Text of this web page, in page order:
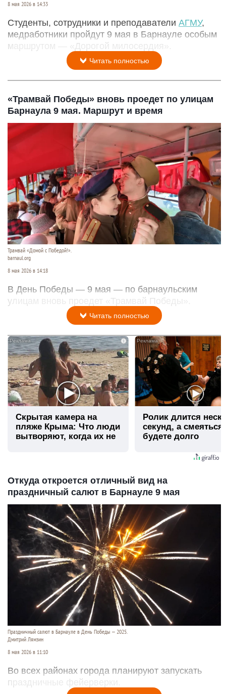
8 мая 2026 в 14:33
Студенты, сотрудники и преподаватели АГМУ,
медработники пройдут 9 мая в Барнауле особым
маршрутом — «Дорогой милосердия».
Читать полностью
«Трамвай Победы» вновь проедет по улицам
Барнаула 9 мая. Маршрут и время
Трамвай «Домой с Победой!».
barnaul.org
8 мая 2026 в 14:18
В День Победы — 9 мая — по барнаульским
улицам вновь проедет «Трамвай Победы».
Читать полностью
i
Скрытая камера на
пляже Крыма: Что люди
вытворяют, когда их не
Ролик длится
секунд, а
будете долго
Откуда откроется отличный вид на
праздничный салют в Барнауле 9 мая
Праздничный салют в Барнауле в День Победы — 2025.
Дмитрий Лямзин
8 мая 2026 в 11:10
Во всех районах города планируют запускать
праздничные фейерверки.